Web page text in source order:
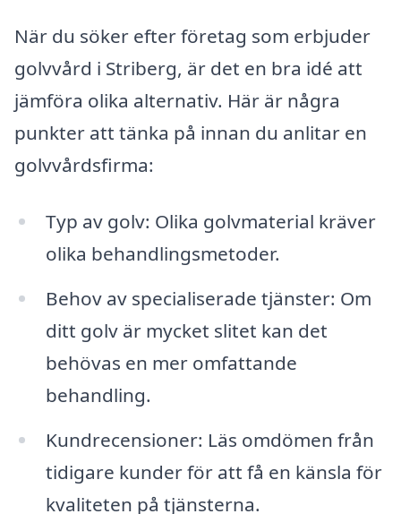
När du söker efter företag som erbjuder
golvvård i Striberg, är det en bra idé att
jämföra olika alternativ. Här är några
punkter att tänka på innan du anlitar en
golvvårdsfirma:
Typ av golv: Olika golvmaterial kräver
olika behandlingsmetoder.
Behov av specialiserade tjänster: Om
ditt golv är mycket slitet kan det
behövas en mer omfattande
behandling.
Kundrecensioner: Läs omdömen från
tidigare kunder för att få en känsla för
kvaliteten på tjänsterna.